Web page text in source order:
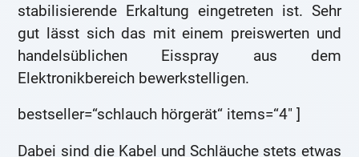
stabilisierende Erkaltung eingetreten ist. Sehr
gut lässt sich das mit einem preiswerten und
handelsüblichen Eisspray aus dem
Elektronikbereich bewerkstelligen.
bestseller=“schlauch hörgerät“ items=“4″ ]
Dabei sind die Kabel und Schläuche stets etwas